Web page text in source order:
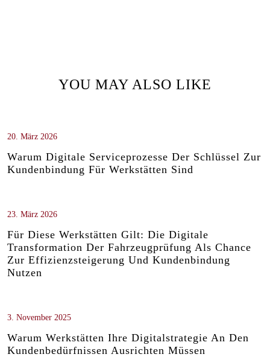
YOU MAY ALSO LIKE
20. März 2026
Warum Digitale Serviceprozesse Der Schlüssel Zur
Kundenbindung Für Werkstätten Sind
23. März 2026
Für Diese Werkstätten Gilt: Die Digitale
Transformation Der Fahrzeugprüfung Als Chance
Zur Effizienzsteigerung Und Kundenbindung
Nutzen
3. November 2025
Warum Werkstätten Ihre Digitalstrategie An Den
Kundenbedürfnissen Ausrichten Müssen